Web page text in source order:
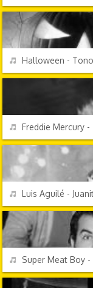
REPRODUCIR
Halloween -
REPRODUCIR
Freddie Mercury -
REPRODUCIR
Luis Aguilé -
REPRODUCIR
Super Meat Boy -